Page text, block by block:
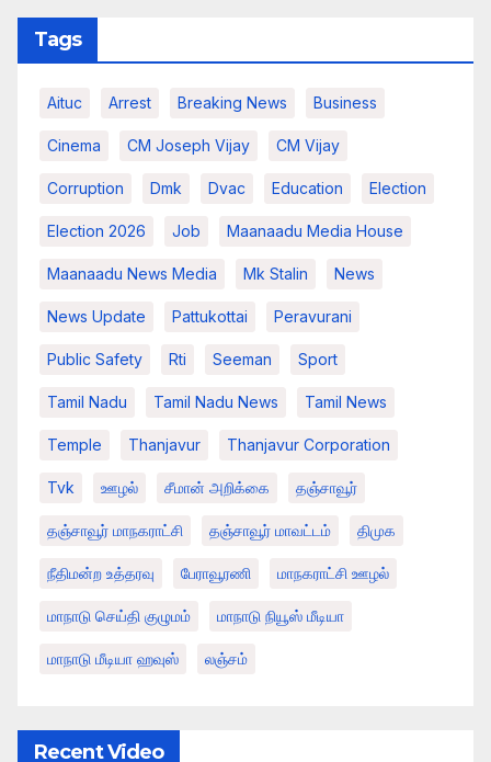
Tags
Aituc Arrest Breaking News​ Business
Cinema CM Joseph Vijay CM Vijay
Corruption Dmk Dvac Education Election
Election 2026 Job Maanaadu Media House
Maanaadu News Media Mk Stalin News
News Update Pattukottai Peravurani
Public Safety Rti Seeman Sport
Tamil Nadu Tamil Nadu News Tamil News
Temple Thanjavur Thanjavur Corporation
Tvk ஊழல் சீமான் அறிக்கை தஞ்சாவூர்
தஞ்சாவூர் மாநகராட்சி தஞ்சாவூர் மாவட்டம் திமுக
நீதிமன்ற உத்தரவு பேராவூரணி மாநகராட்சி ஊழல்
மாநாடு செய்தி குழுமம் மாநாடு நியூஸ் மீடியா
மாநாடு மீடியா ஹவுஸ் லஞ்சம்
Recent Video